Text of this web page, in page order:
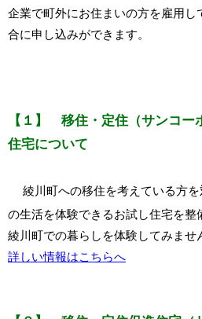
企業で町外にお住まいの方を雇用し
合に申し込みができます。
【１】 移住・定住（サンコー
住宅について
綾川町への移住を考えている方
の生活を体験できるお試し住宅を整
綾川町での暮らしを体験してみませ
詳しい情報はこちらへ